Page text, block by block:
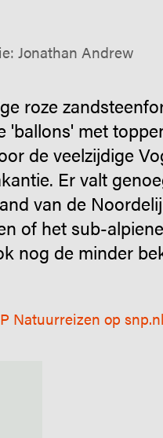
Jonathan Andrew
roze
met
de veelzijdige
Er valt
van de
of het sub-
nog de minder
Natuurreizen op snp.nl